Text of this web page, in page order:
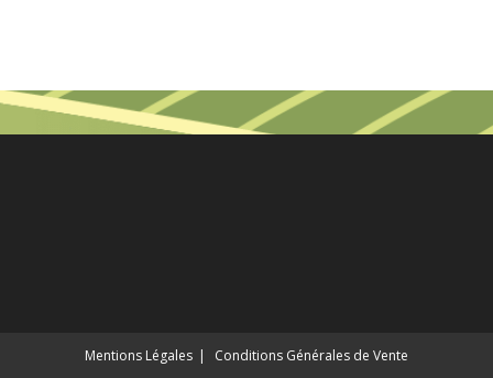
Mentions Légales Conditions Générales de Vente